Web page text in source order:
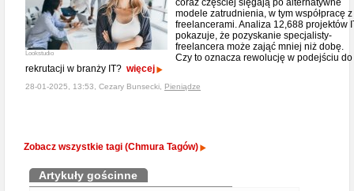
Lookstudio
coraz częściej sięgają po alternatywne
modele zatrudnienia, w tym współpracę z
freelancerami. Analiza 12,688 projektów
pokazuje, że pozyskanie specjalisty-
freelancera może zająć mniej niż dobę.
Czy to oznacza rewolucję w podejściu do
rekrutacji w branży IT? więcej
28-01-2025, 13:53, Cezary Bunsecki, Pieniądze
Zobacz wszystkie tagi (Chmura Tagów)
Artykuły gościnne